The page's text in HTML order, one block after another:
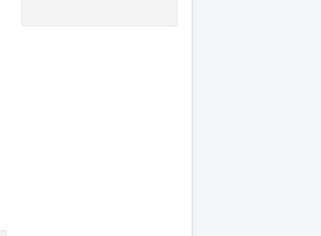
informatie over het coronavirus .